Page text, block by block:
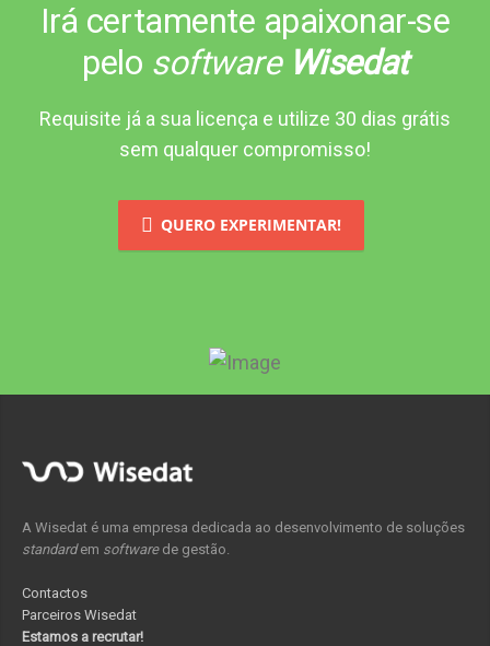
Irá certamente apaixonar-se
pelo software Wisedat
Requisite já a sua licença e utilize 30 dias grátis
sem qualquer compromisso!
QUERO EXPERIMENTAR!
A Wisedat é uma empresa dedicada ao desenvolvimento de soluções
standardem softwarede gestão.
Contactos
Parceiros Wisedat
Estamos a recrutar!